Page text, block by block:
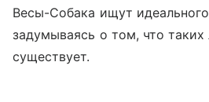
Весы-Собака ищут
задумываясь о том, что
существует.